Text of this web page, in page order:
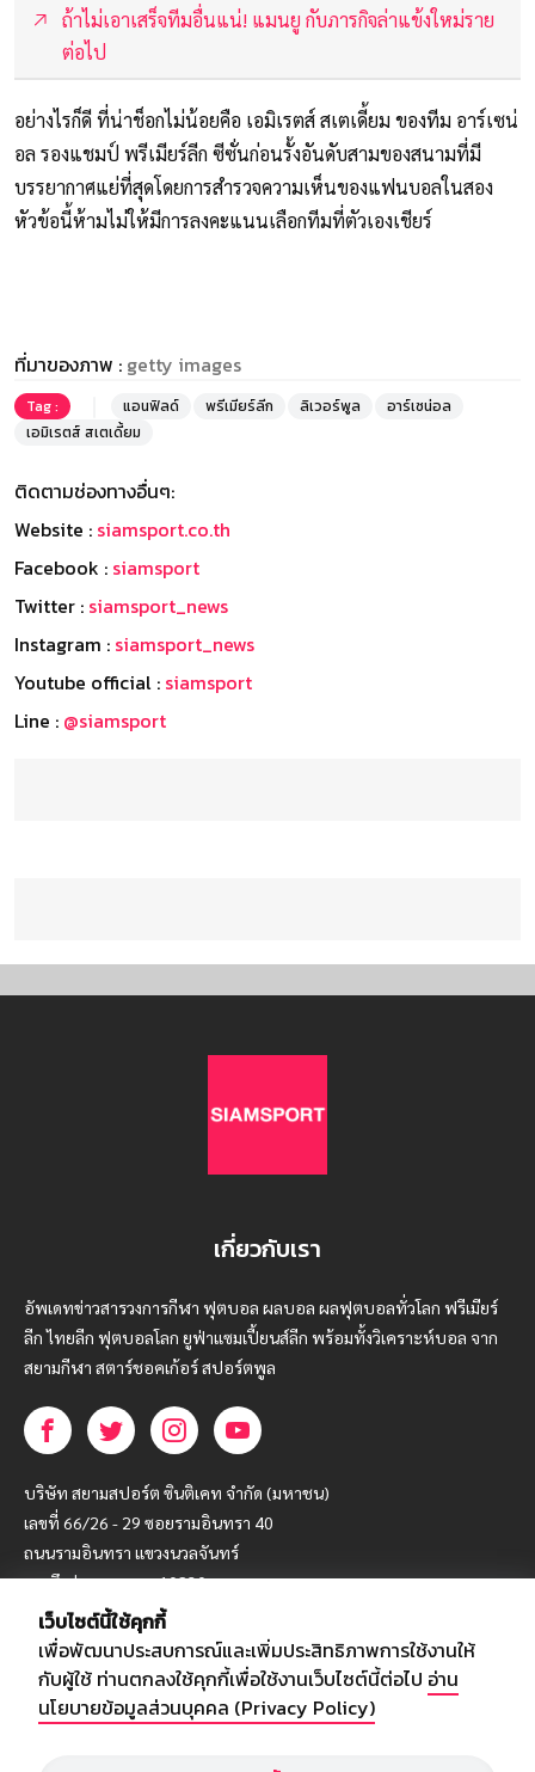
ถ้าไม่เอาเสร็จทีมอื่นแน่! แมนยู กับภารกิจล่าแข้งใหม่ราย
ต่อไป
อย่างไรก็ดี ที่น่าช็อกไม่น้อยคือ เอมิเรตส์ สเตเดี้ยม ของทีม อาร์เซน่
อล รองแชมป์ พรีเมียร์ลีก ซีซั่นก่อนรั้งอันดับสามของสนามที่มี
บรรยากาศแย่ที่สุดโดยการสำรวจความเห็นของแฟนบอลในสอง
หัวข้อนี้ห้ามไม่ให้มีการลงคะแนนเลือกทีมที่ตัวเองเชียร์
ที่มาของภาพ : getty images
Tag : แอนฟิลด์ พรีเมียร์ลีก ลิเวอร์พูล
อาร์เซน่อล
เอมิเรตส์ สเตเดี้ยม
ติดตามช่องทางอื่นๆ:
Website : siamsport.co.th
Facebook : siamsport
Twitter : siamsport_news
Instagram : siamsport_news
Youtube official : siamsport
Line : @siamsport
เกี่ยวกับเรา
อัพเดทข่าวสารวงการกีฬา ฟุตบอล ผลบอล ผลฟุตบอลทั่วโลก ฟรีเมียร์
ลีก ไทยลีก ฟุตบอลโลก ยูฟ่าแซมเปี้ยนส์ลีก พร้อมทั้งวิเคราะห์บอล จาก
สยามกีฬา สตาร์ชอคเก้อร์ สปอร์ตพูล
บริษัท สยามสปอร์ต ซินติเคท จำกัด (มหาชน)
เลขที่ 66/26 - 29 ซอยรามอินทรา 40
ถนนรามอินทรา แขวงนวลจันทร์
เขตบึงกุ่ม กรุงเทพฯ 10230
โทร : 02-5088-000
อีเมล์ : webmaster@siamsport.co.th
เว็บไซต์ : www.siamsport.co.th
เว็บไซต์นี้ใช้คุกกี้
เพื่อพัฒนาประสบการณ์และเพิ่มประสิทธิภาพการใช้งานให้
กับผู้ใช้ ท่านตกลงใช้คุกกี้เพื่อใช้งานเว็บไซต์นี้ต่อไป อ่าน
นโยบายข้อมูลส่วนบุคคล (Privacy Policy)